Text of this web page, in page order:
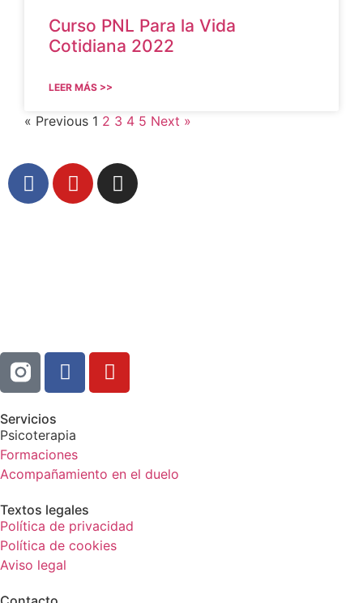
Curso PNL Para la Vida
Cotidiana 2022
LEER MÁS >>
« Previous 1 2 3 4 5 Next »
Servicios
Psicoterapia
Formaciones
Acompañamiento en el duelo
Textos legales
Política de privacidad
Política de cookies
Aviso legal